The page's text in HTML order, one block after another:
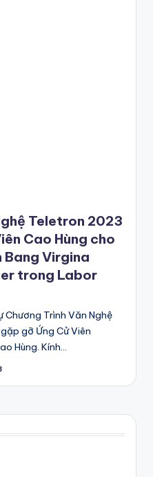
Teletron 2023
Cao Hùng cho
Bang Virgina
trong Labor
Chương Trình Văn Nghệ
gỡ Ứng Cử Viên
Hùng. Kính…